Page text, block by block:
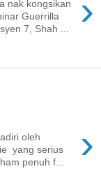
›
nak kongsikan
Guerrilla
7, Shah ...
›
oleh
yang serius
penuh f...